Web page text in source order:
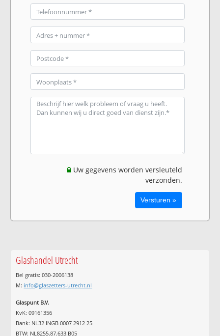
Uw gegevens worden versleuteld
verzonden.
Glashandel Utrecht
Bel gratis: 030-2006138
M: info@glaszetters-utrecht.nl
Glaspunt B.V.
KvK: 09161356
Bank: NL32 INGB 0007 2912 25
BTW: NL8255.87.633.B05